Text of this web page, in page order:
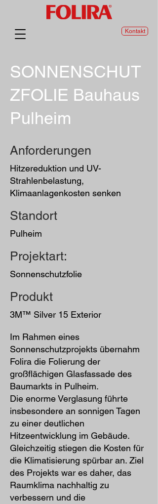
Kontakt
SONNENSCHUT
ZFOLIE Bauhaus
Pulheim
Anforderungen
Hitzereduktion und UV-
Strahlenbelastung,
Klimaanlagenkosten senken
Standort
Pulheim
Projektart:
Sonnenschutzfolie
Produkt
3M™ Silver 15 Exterior
Im Rahmen eines
Sonnenschutzprojekts übernahm
Folira die Folierung der
großflächigen Glasfassade des
Baumarkts in Pulheim.
Die enorme Verglasung führte
insbesondere an sonnigen Tagen
zu einer deutlichen
Hitzeentwicklung im Gebäude.
Gleichzeitig stiegen die Kosten für
die Klimatisierung spürbar an. Ziel
des Projekts war es daher, das
Raumklima nachhaltig zu
verbessern und die